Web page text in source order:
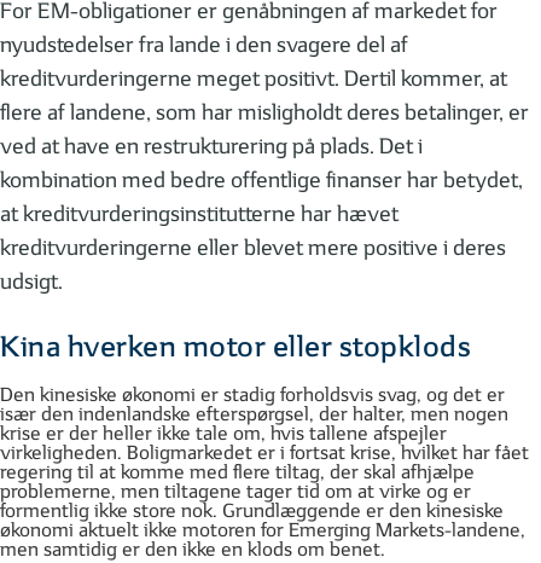
For EM-obligationer er genåbningen af markedet for
nyudstedelser fra lande i den svagere del af
kreditvurderingerne meget positivt. Dertil kommer, at
flere af landene, som har misligholdt deres betalinger, er
ved at have en restrukturering på plads. Det i
kombination med bedre offentlige finanser har betydet,
at kreditvurderingsinstitutterne har hævet
kreditvurderingerne eller blevet mere positive i deres
udsigt.
Kina hverken motor eller stopklods
Den kinesiske økonomi er stadig forholdsvis svag, og det er
især den indenlandske efterspørgsel, der halter, men nogen
krise er der heller ikke tale om, hvis tallene afspejler
virkeligheden. Boligmarkedet er i fortsat krise, hvilket har fået
regering til at komme med flere tiltag, der skal afhjælpe
problemerne, men tiltagene tager tid om at virke og er
formentlig ikke store nok. Grundlæggende er den kinesiske
økonomi aktuelt ikke motoren for Emerging Markets-landene,
men samtidig er den ikke en klods om benet.